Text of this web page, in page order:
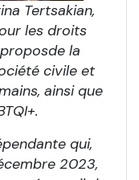
Tertsakian,
les droits
de la
civile et
ainsi que
qui,
2023,